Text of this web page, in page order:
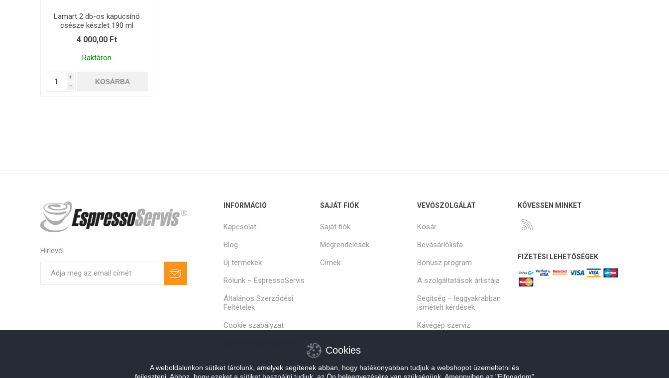
Lamart 2 db-os kapucsínó
csésze készlet 190 ml
4 000,00 Ft
Raktáron
i
h
Hírlevél
INFORMÁCIÓ
Kapcsolat
Blog
Új termékek
Rólunk – EspressoServis
Általános Szerződési
Feltételek
Cookie szabályzat
SAJÁT FIÓK
Saját fiók
Megrendelések
Címek
VEVŐSZOLGÁLAT
Kosár
Bevásárlólista
Bónusz program
A szolgáltatások árlistája
Segítség – leggyakrabban
ismételt kérdések
Kávégép szerviz
KÖVESSEN MINKET
FIZETÉSI LEHETŐSÉGEK
Cookies
A weboldalunkon sütiket tárolunk, amelyek segítenek abban, hogy hatékonyabban tudjuk a webshopot üzemeltetni és